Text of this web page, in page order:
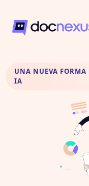
UNA NUEVA FORMA
IA